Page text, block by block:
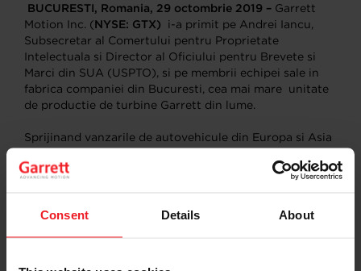
Consent Details About
BUCURESTI, Romania, 29 octombrie 2019 – Garrett
Motion Inc. (NYSE: GTX)
i-a primit pe Andrei Iancu,
Subsecretar al Comertului pentru Proprietate
Intelectuala si Director al Oficiului pentru Brevete si
Marci din SUA (USPTO), si pe membrii echipei sale in
fabrica companiei din Bucuresti, cea mai mare unitate
de productie de turbine Garrett din lume.
Sprijinand vanzarile de autovehicule din Europa si Asia
este locul in care s-au nascut multe din noile tehnologii
Subsecretarul Iancu a participat la un tur al unitatii de
care au contribuit cu succes la o parte din cele peste